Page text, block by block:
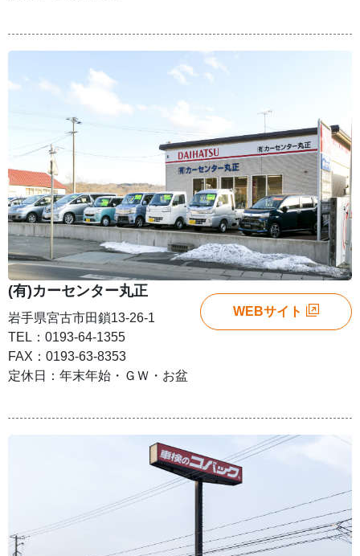
(有)カーセンター丸正
岩手県宮古市田鎖13-26-1
TEL：0193-64-1355
FAX：0193-63-8353
定休日：年末年始・ＧＷ・お盆
WEBサイト